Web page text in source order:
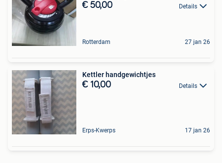
€ 50,00 Details
Rotterdam 27 jan 26
Kettler handgewichtjes
€ 10,00 Details
Erps-Kwerps 17 jan 26